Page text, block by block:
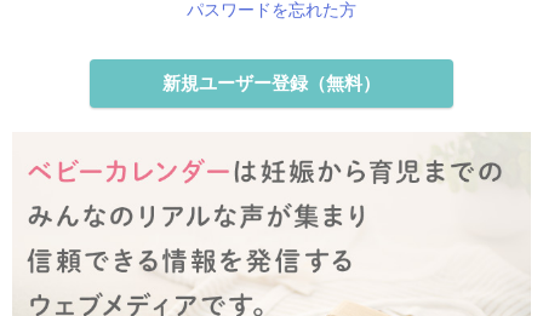
パスワードを忘れた方
新規ユーザー登録（無料）